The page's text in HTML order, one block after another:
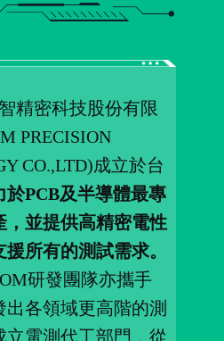
精密科技股份有限
PRECISION
CO.,LTD)成立於台
於PCB及半導體最專
，並提供高精密電性
所有的測試需求。
研發團隊亦攜手
出各領域更高階的測
立電測代工部門，從